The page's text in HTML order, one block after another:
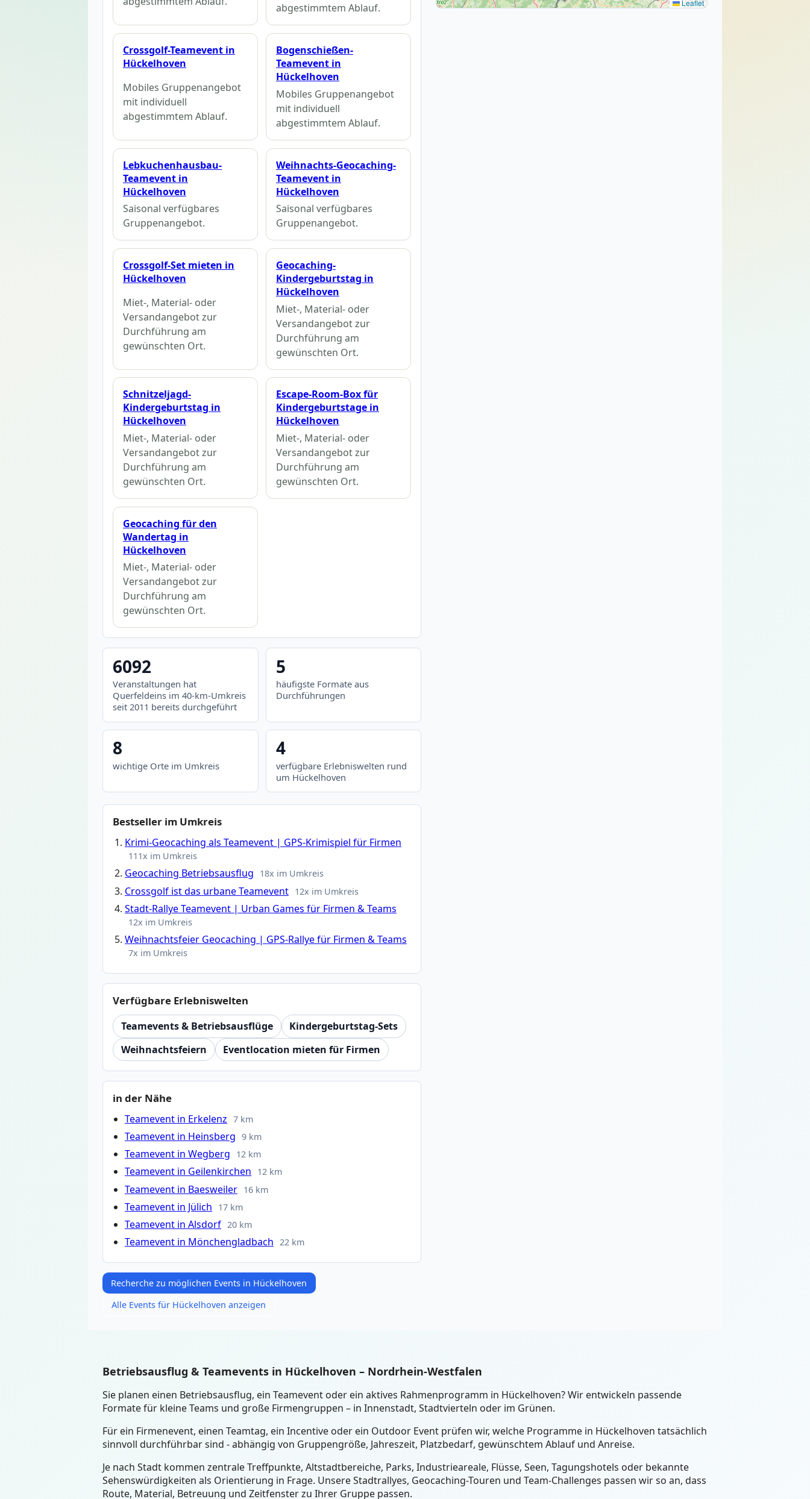
abgestimmtem Ablauf.
Crossgolf-Teamevent in
Hückelhoven
Mobiles Gruppenangebot
mit individuell
abgestimmtem Ablauf.
Bogenschießen-
Teamevent in
Hückelhoven
Mobiles Gruppenangebot
mit individuell
abgestimmtem Ablauf.
Lebkuchenhausbau-
Teamevent in
Hückelhoven
Saisonal verfügbares
Gruppenangebot.
Weihnachts-Geocaching-
Teamevent in
Hückelhoven
Saisonal verfügbares
Gruppenangebot.
Crossgolf-Set mieten in
Hückelhoven
Miet-, Material- oder
Versandangebot zur
Durchführung am
gewünschten Ort.
Geocaching-
Kindergeburtstag in
Hückelhoven
Miet-, Material- oder
Versandangebot zur
Durchführung am
gewünschten Ort.
Schnitzeljagd-
Kindergeburtstag in
Hückelhoven
Miet-, Material- oder
Versandangebot zur
Durchführung am
gewünschten Ort.
Escape-Room-Box für
Kindergeburtstage in
Hückelhoven
Miet-, Material- oder
Versandangebot zur
Durchführung am
gewünschten Ort.
Geocaching für den
Wandertag in
Hückelhoven
Miet-, Material- oder
Versandangebot zur
Durchführung am
gewünschten Ort.
6092
Veranstaltungen hat
Querfeldeins im 40-km-Umkreis
seit 2011 bereits durchgeführt
5
häufigste Formate aus
Durchführungen
8
wichtige Orte im Umkreis
4
verfügbare Erlebniswelten rund
um Hückelhoven
Bestseller im Umkreis
Krimi-Geocaching als Teamevent | GPS-Krimispiel für Firmen
111x im Umkreis
Geocaching Betriebsausflug 18x im Umkreis
Crossgolf ist das urbane Teamevent 12x im Umkreis
Stadt-Rallye Teamevent | Urban Games für Firmen & Teams
12x im Umkreis
Weihnachtsfeier Geocaching | GPS-Rallye für Firmen & Teams
7x im Umkreis
Verfügbare Erlebniswelten
Teamevents & Betriebsausflüge
Kindergeburtstag-Sets
Weihnachtsfeiern
Eventlocation mieten für Firmen
in der Nähe
Teamevent in Erkelenz 7 km
Teamevent in Heinsberg 9 km
Teamevent in Wegberg 12 km
Teamevent in Geilenkirchen 12 km
Teamevent in Baesweiler 16 km
Teamevent in Jülich 17 km
Teamevent in Alsdorf 20 km
Teamevent in Mönchengladbach 22 km
Recherche zu möglichen Events in Hückelhoven
Alle Events für Hückelhoven anzeigen
Leaflet
Betriebsausflug & Teamevents in Hückelhoven – Nordrhein-Westfalen
Sie planen einen Betriebsausflug, ein Teamevent oder ein aktives Rahmenprogramm in Hückelhoven? Wir entwickeln passende
Formate für kleine Teams und große Firmengruppen – in Innenstadt, Stadtvierteln oder im Grünen.
Für ein Firmenevent, einen Teamtag, ein Incentive oder ein Outdoor Event prüfen wir, welche Programme in Hückelhoven tatsächlich
sinnvoll durchführbar sind - abhängig von Gruppengröße, Jahreszeit, Platzbedarf, gewünschtem Ablauf und Anreise.
Je nach Stadt kommen zentrale Treffpunkte, Altstadtbereiche, Parks, Industrieareale, Flüsse, Seen, Tagungshotels oder bekannte
Sehenswürdigkeiten als Orientierung in Frage. Unsere Stadtrallyes, Geocaching-Touren und Team-Challenges passen wir so an, dass
Route, Material, Betreuung und Zeitfenster zu Ihrer Gruppe passen.